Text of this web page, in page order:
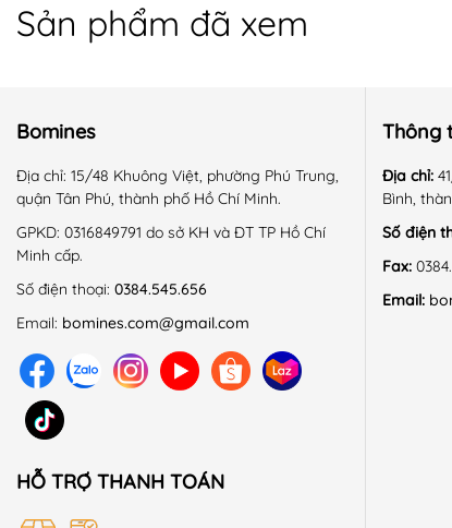
+ Tư vấn nhiệt tình, giải quyết thỏa đáng khi khách
sản phẩm, dịch vụ.
📍 HOÀN CẢNH SỬ DỤNG:
+ Kiểu dáng năng động, thoải mái, thích hợp mặc
+ Phù hợp mặc mùa thu - đông.
📍 HƯỚNG DẪN SỬ DỤNG:
+ Giặt máy ở chế độ nhẹ, nhiệt độ thường.
Sản phẩm đã xem
Bomines
Địa chỉ: 15/48 Khuông Việt, phường Phú Trung,
quận Tân Phú, thành phố Hồ Chí Minh.
GPKD: 0316849791 do sở KH và ĐT TP Hồ Chí
Minh cấp.
Số điện thoại: 0384.545.656
Email: bomines.com@gmail.com
HỖ TRỢ THANH TOÁN
Thông
Địa chỉ:
Bình,
Số điện
Fax:
Email: